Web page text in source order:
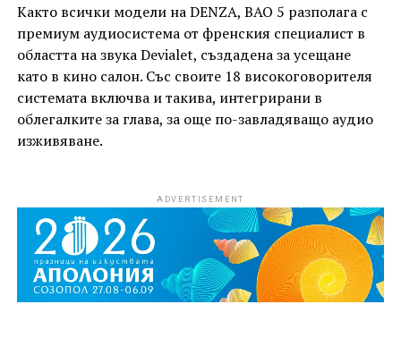
Както всички модели на DENZA, BAO 5 разполага с
премиум аудиосистема от френския специалист в
областта на звука Devialet, създадена за усещане
като в кино салон. Със своите 18 високоговорителя
системата включва и такива, интегрирани в
облегалките за глава, за още по-завладяващо аудио
изживяване.
ADVERTISEMENT